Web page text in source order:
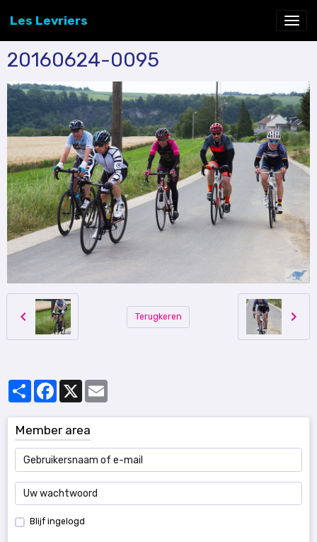
Les Levriers
20160624-0095
Terugkeren
PartagerFacebook
Member area
Blijf ingelogd